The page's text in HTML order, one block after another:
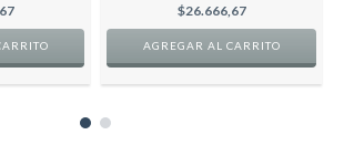
$26.666,67
AGREGAR AL CARRITO